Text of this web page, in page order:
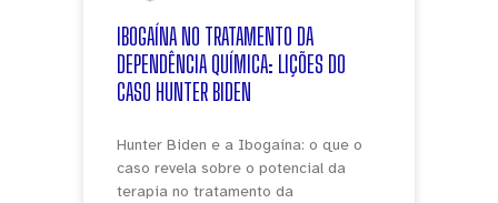
IBOGAÍNA NO TRATAMENTO DA
DEPENDÊNCIA QUÍMICA: LIÇÕES DO
CASO HUNTER BIDEN
Hunter Biden e a Ibogaína: o que o
caso revela sobre o potencial da
terapia no tratamento da